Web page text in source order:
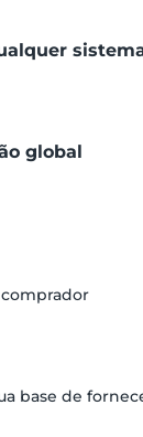
global
base de